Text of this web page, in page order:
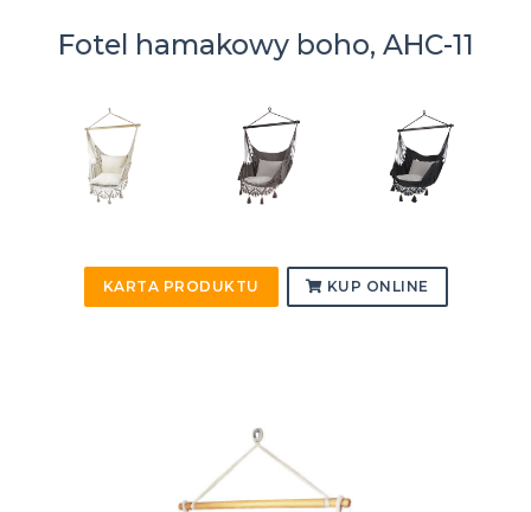
Fotel hamakowy boho, AHC-11
KARTA PRODUKTU KUP ONLINE